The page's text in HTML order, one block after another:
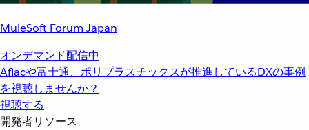
MuleSoft Forum Japan
オンデマンド配信中
Aflacや富士通、ポリプラスチックスが推進しているDXの事例
を視聴しませんか？
視聴する
開発者リソース